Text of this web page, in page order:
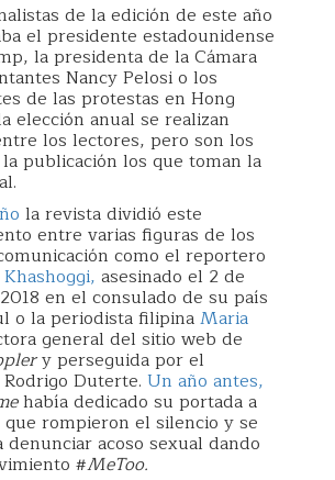
de la edición de este año
el presidente estadounidense
la presidenta de la Cámara
Nancy Pelosi o los
de las protestas en Hong
elección anual se realizan
los lectores, pero son los
publicación los que toman la
la revista dividió este
entre varias figuras de los
como el reportero
Khashoggi, asesinado el 2 de
en el consulado de su país
o la periodista filipinaMaria
general del sitio web de
y perseguida por el
Duterte. Un año antes,
había dedicado su portada a
rompieron el silencio y se
acoso sexual dando
#MeToo.